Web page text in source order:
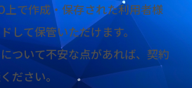
上で作成・保存された利用者様
して保管いただけます。
ついて不安な点があれば、契約
ださい。